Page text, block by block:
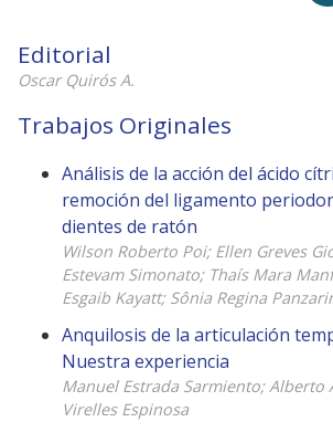
Editorial
Oscar Quirós A.
Trabajos Originales
Análisis de la acción del ácido
remoción del ligamento
dientes de ratón
Wilson Roberto Poi; Ellen Greves
Estevam Simonato; Thaís Mara
Esgaib Kayatt; Sônia Regina
Anquilosis de la articulación
Nuestra experiencia
Manuel Estrada Sarmiento; Alberto
Virelles Espinosa